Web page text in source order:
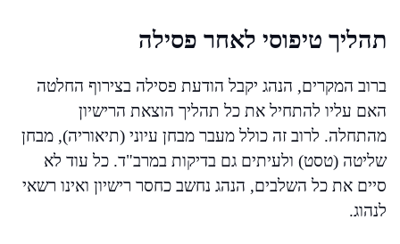
תהליך טיפוסי לאחר פסילה
ברוב המקרים, הנהג יקבל הודעת פסילה בצירוף החלטה
האם עליו להתחיל את כל תהליך הוצאת הרישיון
מהתחלה. לרוב זה כולל מעבר מבחן עיוני (תיאוריה), מבחן
שליטה (טסט) ולעיתים גם בדיקות במרב"ד. כל עוד לא
סיים את כל השלבים, הנהג נחשב כחסר רישיון ואינו רשאי
לנהוג.